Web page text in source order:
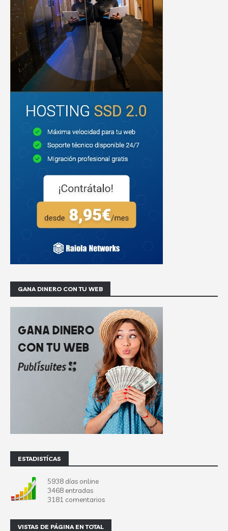
GANA DINERO CON TU WEB
ESTADISTÍCAS
5938 días online
3468 entradas
3181 comentarios
VISTAS DE PÁGINA EN TOTAL